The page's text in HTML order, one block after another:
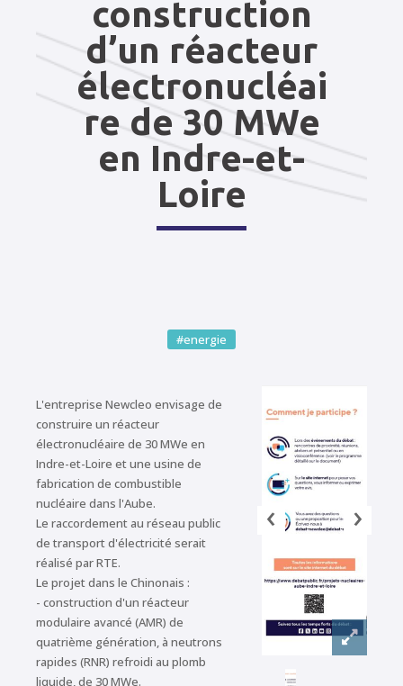
construction
d’un réacteur
électronucléai
re de 30 MWe
en Indre-et-
Loire
#energie
L'entreprise Newcleo envisage de
construire un réacteur
électronucléaire de 30 MWe en
Indre-et-Loire et une usine de
fabrication de combustible
nucléaire dans l'Aube.
Le raccordement au réseau public
de transport d'électricité serait
réalisé par RTE.
Le projet dans le Chinonais :
- construction d'un réacteur
modulaire avancé (AMR) de
quatrième génération, à neutrons
rapides (RNR) refroidi au plomb
liquide, de 30 MWe.
‹ ›